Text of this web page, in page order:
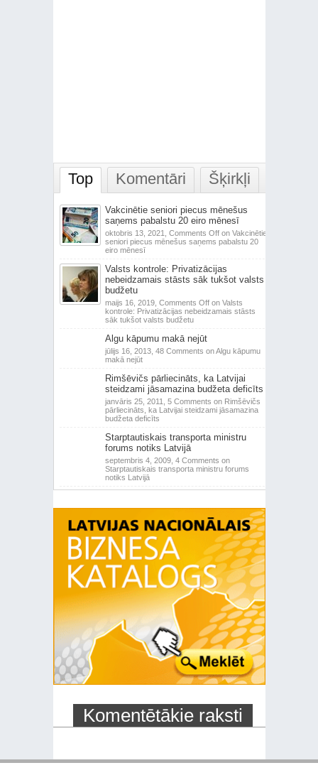
Top Komentāri Šķirkļi
Vakcinētie seniori piecus mēnešus
saņems pabalstu 20 eiro mēnesī
oktobris 13, 2021, Comments Offon Vakcinētie
seniori piecus mēnešus saņems pabalstu 20
eiro mēnesī
Valsts kontrole: Privatizācijas
nebeidzamais stāsts sāk tukšot valsts
budžetu
maijs 16, 2019, Comments Offon Valsts
kontrole: Privatizācijas nebeidzamais stāsts
sāk tukšot valsts budžetu
Algu kāpumu makā nejūt
jūlijs 16, 2013, 48 Comments on Algu kāpumu
makā nejūt
Rimšēvičs pārliecināts, ka Latvijai
steidzami jāsamazina budžeta deficīts
janvāris 25, 2011, 5 Comments on Rimšēvičs
pārliecināts, ka Latvijai steidzami jāsamazina
budžeta deficīts
Starptautiskais transporta ministru
forums notiks Latvijā
septembris 4, 2009, 4 Comments on
Starptautiskais transporta ministru forums
notiks Latvijā
Komentētākie raksti